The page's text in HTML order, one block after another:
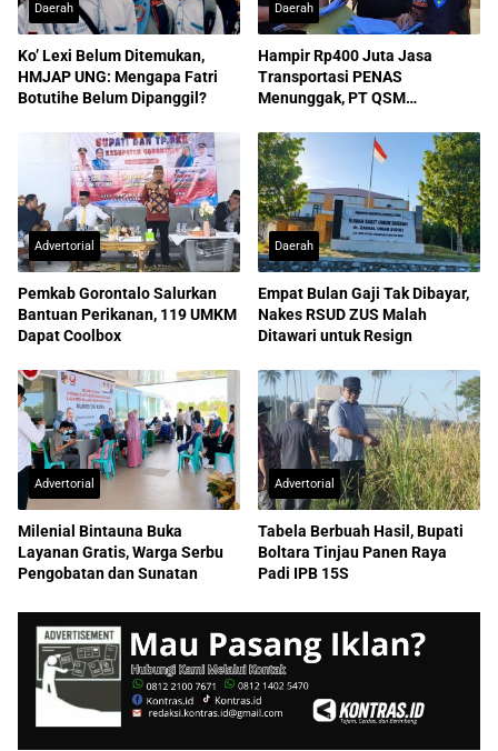
Daerah
Ko’ Lexi Belum Ditemukan,
HMJAP UNG: Mengapa Fatri
Botutihe Belum Dipanggil?
Daerah
Hampir Rp400 Juta Jasa
Transportasi PENAS
Menunggak, PT QSM
Advertorial
Pemkab Gorontalo Salurkan
Bantuan Perikanan, 119 UMKM
Dapat Coolbox
Daerah
Empat Bulan Gaji Tak Dibayar,
Nakes RSUD ZUS Malah
Ditawari untuk Resign
Advertorial
Milenial Bintauna Buka
Layanan Gratis, Warga Serbu
Pengobatan dan Sunatan
Advertorial
Tabela Berbuah Hasil, Bupati
Boltara Tinjau Panen Raya
Padi IPB 15S